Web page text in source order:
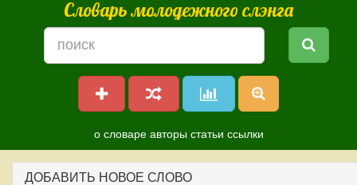
Словарь молодежного слэнга
о словаре авторы статьи ссылки
ДОБАВИТЬ НОВОЕ СЛОВО